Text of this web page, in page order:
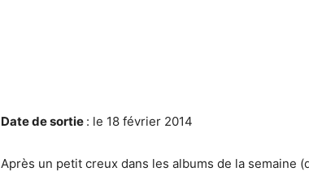
Date de sortie : le 18 février 2014
Après un petit creux dans les albums de la semaine